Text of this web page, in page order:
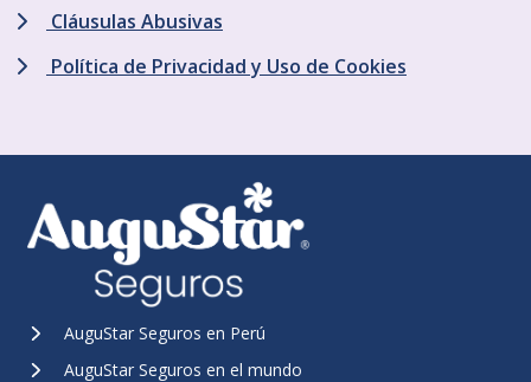
Cláusulas Abusivas
Política de Privacidad y Uso de Cookies
AuguStar Seguros en Perú
AuguStar Seguros en el mundo